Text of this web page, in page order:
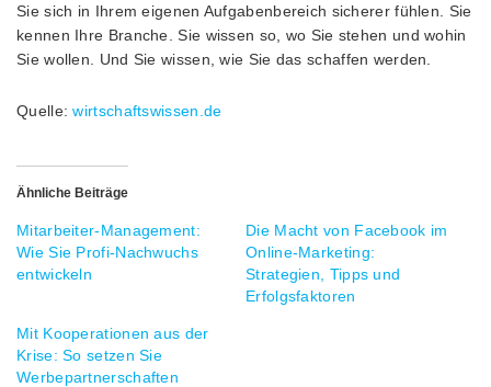
Sie sich in Ihrem eigenen Aufgabenbereich sicherer fühlen. Sie
kennen Ihre Branche. Sie wissen so, wo Sie stehen und wohin
Sie wollen. Und Sie wissen, wie Sie das schaffen werden.
Quelle:wirtschaftswissen.de
Ähnliche Beiträge
Mitarbeiter-Management:
Wie Sie Profi-Nachwuchs
entwickeln
Die Macht von Facebook im
Online-Marketing:
Strategien, Tipps und
Erfolgsfaktoren
Mit Kooperationen aus der
Krise: So setzen Sie
Werbepartnerschaften